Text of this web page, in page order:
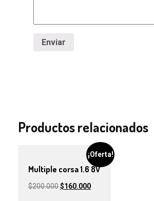
Productos relacionados
¡Oferta!
Multiple corsa 1.6 8V
$200.000$160.000